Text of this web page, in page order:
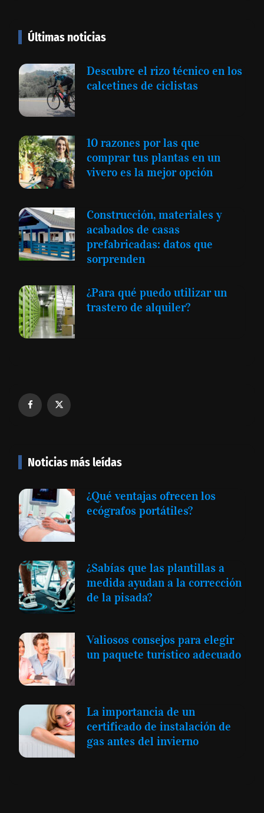
Últimas noticias
Descubre el rizo técnico en los
calcetines de ciclistas
10 razones por las que
comprar tus plantas en un
vivero es la mejor opción
Construcción, materiales y
acabados de casas
prefabricadas: datos que
sorprenden
¿Para qué puedo utilizar un
trastero de alquiler?
Noticias más leídas
¿Qué ventajas ofrecen los
ecógrafos portátiles?
¿Sabías que las plantillas a
medida ayudan a la corrección
de la pisada?
Valiosos consejos para elegir
un paquete turístico adecuado
La importancia de un
certificado de instalación de
gas antes del invierno